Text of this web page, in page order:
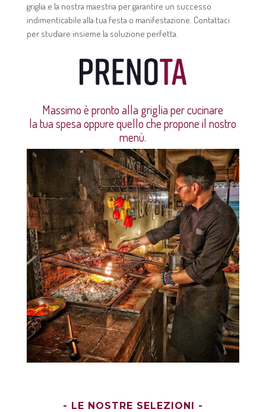
griglia e la nostra maestria per garantire un successo
indimenticabile alla tua festa o manifestazione. Contattaci
per studiare insieme la soluzione perfetta.
Massimo è pronto alla griglia per cucinare
la tua spesa oppure quello che propone il nostro
menù.
- LE NOSTRE SELEZIONI -